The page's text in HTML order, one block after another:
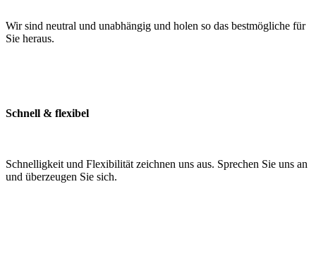
Wir sind neutral und unabhängig und holen so das bestmögliche für
Sie heraus.
Schnell & flexibel
Schnelligkeit und Flexibilität zeichnen uns aus. Sprechen Sie uns an
und überzeugen Sie sich.